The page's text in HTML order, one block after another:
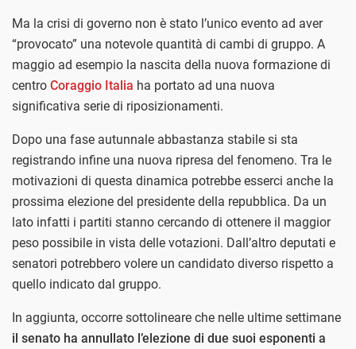
Ma la crisi di governo non è stato l’unico evento ad aver
“provocato” una notevole quantità di cambi di gruppo. A
maggio ad esempio la nascita della nuova formazione di
centro Coraggio Italia ha portato ad una nuova
significativa serie di riposizionamenti.
Dopo una fase autunnale abbastanza stabile si sta
registrando infine una nuova ripresa del fenomeno. Tra le
motivazioni di questa dinamica potrebbe esserci anche la
prossima elezione del presidente della repubblica. Da un
lato infatti i partiti stanno cercando di ottenere il maggior
peso possibile in vista delle votazioni. Dall’altro deputati e
senatori potrebbero volere un candidato diverso rispetto a
quello indicato dal gruppo.
In aggiunta, occorre sottolineare che nelle ultime settimane
il senato ha annullato l’elezione di due suoi esponenti a